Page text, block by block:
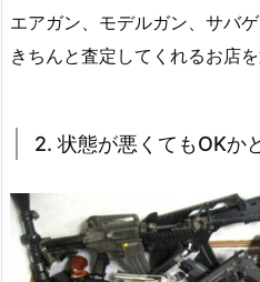
エアガン、モデルガン、サバ
きちんと査定してくれるお店を
2. 状態が悪くてもOKか